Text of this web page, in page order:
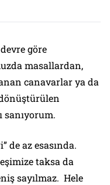
göre
masallardan,
canavarlar ya da
sanıyorum.
de az esasında.
taksa da
sayılmaz. Hele